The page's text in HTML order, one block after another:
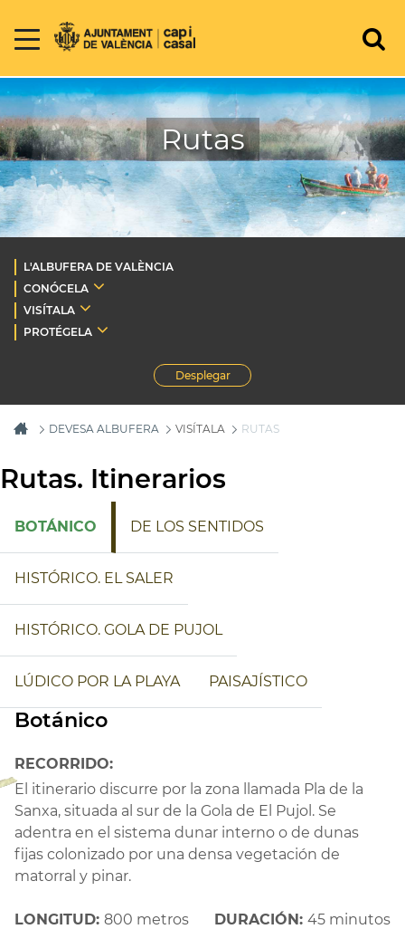
Rutas
L'ALBUFERA DE VALÈNCIA
CONÓCELA
VISÍTALA
PROTÉGELA
Desplegar
DEVESA ALBUFERA VISÍTALA RUTAS
Rutas. Itinerarios
BOTÁNICO DE LOS SENTIDOS
HISTÓRICO. EL SALER
HISTÓRICO. GOLA DE PUJOL
LÚDICO POR LA PLAYA PAISAJÍSTICO
Botánico
RECORRIDO:
El itinerario discurre por la zona llamada Pla de la
Sanxa, situada al sur de la Gola de El Pujol. Se
adentra en el sistema dunar interno o de dunas
fijas colonizado por una densa vegetación de
matorral y pinar.
LONGITUD: 800 metros DURACIÓN: 45 minutos